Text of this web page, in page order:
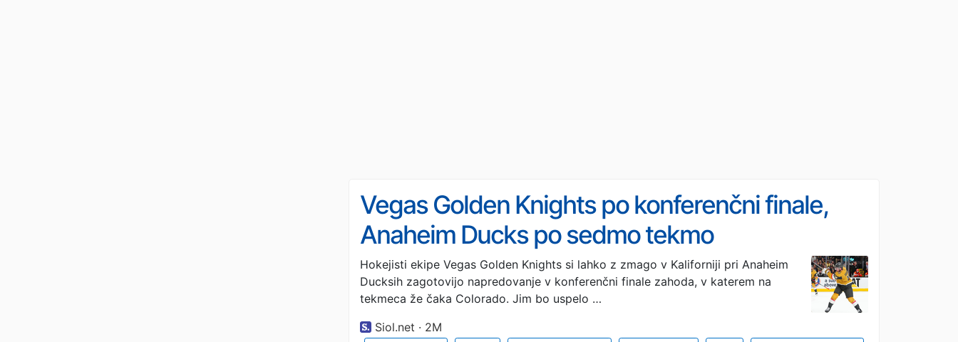
Vegas Golden Knights po konferenčni finale,
Anaheim Ducks po sedmo tekmo
Hokejisti ekipe Vegas Golden Knights si lahko z zmago v Kaliforniji pri Anaheim
Ducksih zagotovijo napredovanje v konferenčni finale zahoda, v katerem na
tekmeca že čaka Colorado. Jim bo uspelo …
Siol.net · 2M